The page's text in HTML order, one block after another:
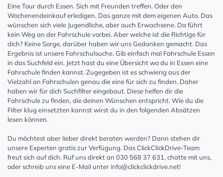
Eine Tour durch Essen. Sich mit Freunden treffen. Oder den
Wochenendeinkauf erledigen. Das ganze mit dem eigenen Auto. Das
wünschen sich viele Jugendliche, aber auch Erwachsene. Da führt
kein Weg an der Fahrschule vorbei. Aber welche ist die Richtige für
dich? Keine Sorge, darüber haben wir uns Gedanken gemacht. Das
Ergebnis ist unsere Fahrschulsuche. Gib einfach mal Fahrschule Essen
in das Suchfeld ein. Jetzt hast du eine Übersicht wo du in Essen eine
Fahrschule finden kannst. Zugegeben ist es schwierig aus der
Vielzahl an Fahrschulen genau die eine für sich zu finden. Daher
haben wir für dich Suchfilter eingebaut. Diese helfen dir die
Fahrschule zu finden, die deinen Wünschen entspricht. Wie du die
Filter klug einsetzten kannst wirst du in den folgenden Absätzen
lesen können.
Du möchtest aber lieber direkt beraten werden? Dann stehen dir
unsere Experten gratis zur Verfügung. Das ClickClickDrive-Team
freut sich auf dich. Ruf uns direkt an 030 568 37 631, chatte mit uns,
oder schreib uns eine E-Mail unter info@clickclickdrive.net!